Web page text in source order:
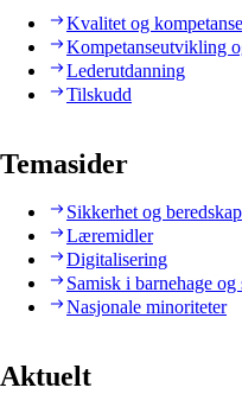
Kvalitet og kompetanse
Kompetanseutvikling
Lederutdanning
Tilskudd
Temasider
Sikkerhet og beredskap
Læremidler
Digitalisering
Samisk i barnehage og
Nasjonale minoriteter
Aktuelt